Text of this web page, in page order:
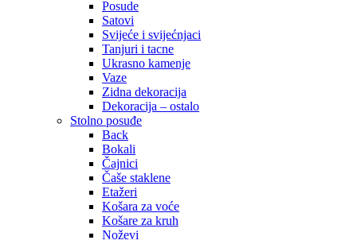
Posude
Satovi
Svijeće i svijećnjaci
Tanjuri i tacne
Ukrasno kamenje
Vaze
Zidna dekoracija
Dekoracija – ostalo
Stolno posuđe
Back
Bokali
Čajnici
Čaše staklene
Etažeri
Košara za voće
Košare za kruh
Noževi